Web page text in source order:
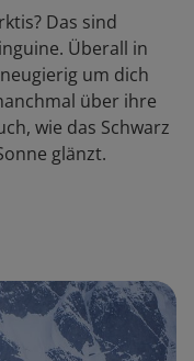
Das sind
Überall in
um dich
über ihre
wie das Schwarz
glänzt.